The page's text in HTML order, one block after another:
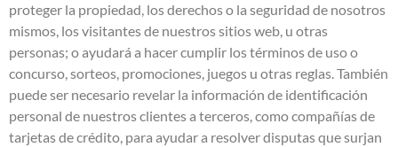
proteger la propiedad, los derechos o la seguridad de nosotros
mismos, los visitantes de nuestros sitios web, u otras
personas; o ayudará a hacer cumplir los términos de uso o
concurso, sorteos, promociones, juegos u otras reglas. También
puede ser necesario revelar la información de identificación
personal de nuestros clientes a terceros, como compañías de
tarjetas de crédito, para ayudar a resolver disputas que surjan